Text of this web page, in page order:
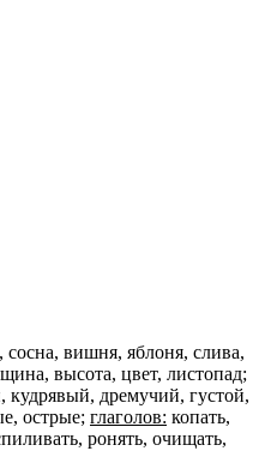
сосна, вишня, яблоня, слива,
высота, цвет, листопад;
дремучий, густой,
острые; глаголов: копать,
ронять, очи­щать,